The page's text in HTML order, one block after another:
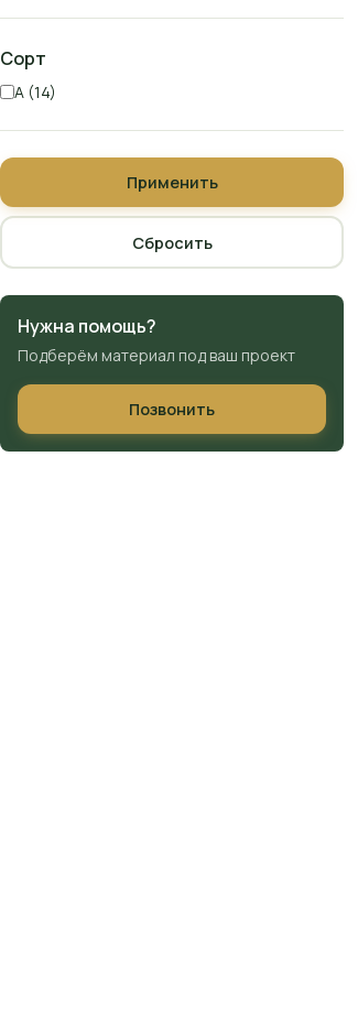
Сорт
А (14)
Применить
Сбросить
Нужна помощь?
Подберём материал под ваш проект
Позвонить